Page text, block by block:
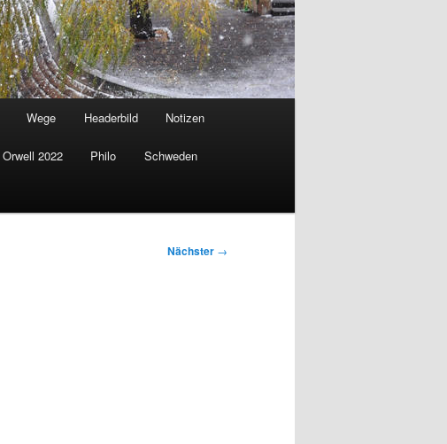
Wege Headerbild Notizen
Orwell 2022 Philo Schweden
Nächster →